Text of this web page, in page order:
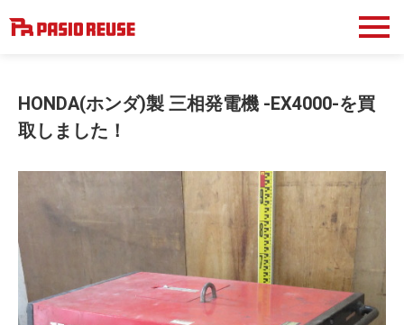
HONDA(ホンダ)製 三相発電機 -EX4000-を買
取しました！